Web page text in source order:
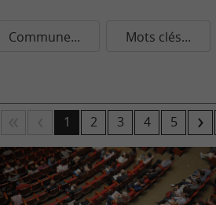
Commune... Mots clés...
1 2 3 4 5